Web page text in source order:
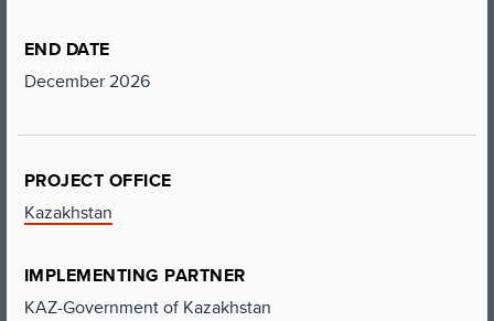
END DATE
December 2026
PROJECT OFFICE
Kazakhstan
IMPLEMENTING PARTNER
KAZ-Government of Kazakhstan